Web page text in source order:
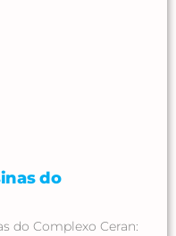
do
do Complexo Ceran: